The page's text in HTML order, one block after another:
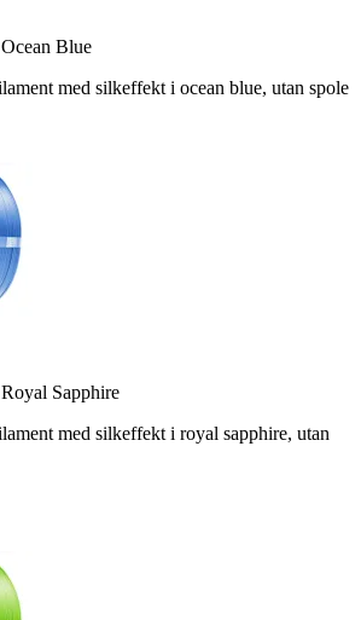
Blue
med silkeffekt i ocean blue, utan spole
Sapphire
med silkeffekt i royal sapphire, utan